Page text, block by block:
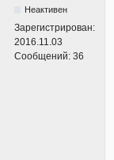
Неактивен
Зарегистрирован:
2016.11.03
Сообщений: 36